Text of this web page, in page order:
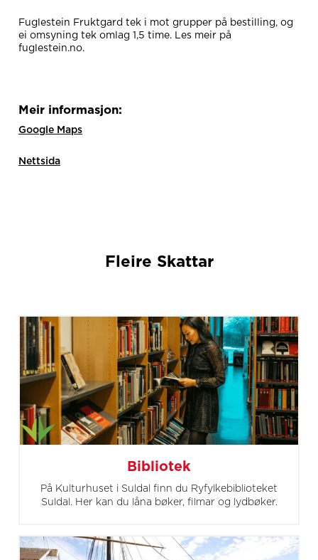
Fuglestein Fruktgard tek i mot grupper på bestilling, og
ei omsyning tek omlag 1,5 time. Les meir på
fuglestein.no.
Meir informasjon:
Google Maps
Nettsida
Fleire Skattar
Bibliotek
På Kulturhuset i Suldal finn du Ryfylkebiblioteket
Suldal. Her kan du låna bøker, filmar og lydbøker.